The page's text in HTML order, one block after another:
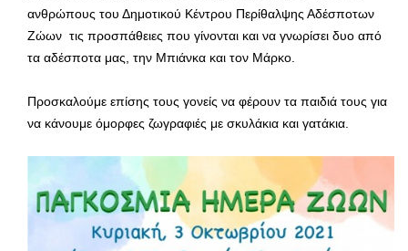
ανθρώπους του Δημοτικού Κέντρου Περίθαλψης Αδέσποτων
Ζώων τις προσπάθειες που γίνονται και να γνωρίσει δυο από
τα αδέσποτα μας, την Μπιάνκα και τον Μάρκο.
Προσκαλούμε επίσης τους γονείς να φέρουν τα παιδιά τους για
να κάνουμε όμορφες ζωγραφιές με σκυλάκια και γατάκια.